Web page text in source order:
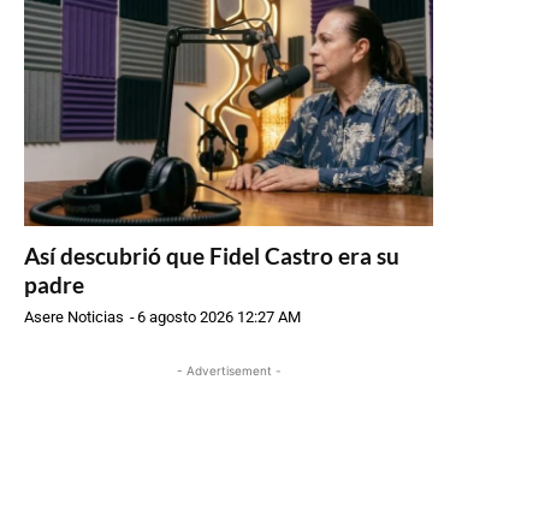
Así descubrió que Fidel Castro era su
padre
Asere Noticias -6 agosto 2026 12:27 AM
- Advertisement -